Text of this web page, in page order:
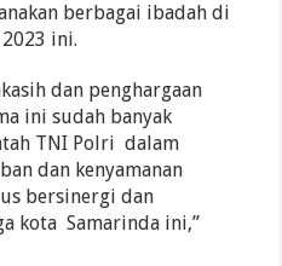
berbagai ibadah di
ini.
dan penghargaan
ini sudah banyak
TNI Polri dalam
dan kenyamanan
bersinergi dan
kota Samarinda ini,”